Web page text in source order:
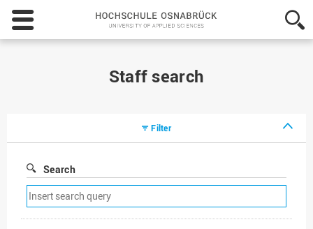
Hochschule
Osnabrück
-
Staff search
Filter
Search
Remove
search
filter